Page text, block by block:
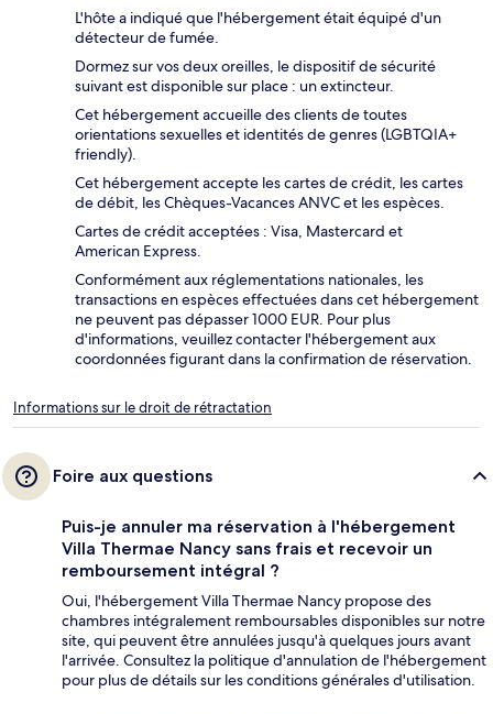
L'hôte a indiqué que l'hébergement était équipé d'un
détecteur de fumée.
Dormez sur vos deux oreilles, le dispositif de sécurité
suivant est disponible sur place : un extincteur.
Cet hébergement accueille des clients de toutes
orientations sexuelles et identités de genres (LGBTQIA+
friendly).
Cet hébergement accepte les cartes de crédit, les cartes
de débit, les Chèques-Vacances ANVC et les espèces.
Cartes de crédit acceptées : Visa, Mastercard et
American Express.
Conformément aux réglementations nationales, les
transactions en espèces effectuées dans cet hébergement
ne peuvent pas dépasser 1000 EUR. Pour plus
d'informations, veuillez contacter l'hébergement aux
coordonnées figurant dans la confirmation de réservation.
Informations sur le droit de rétractation
Foire aux questions
Puis-je annuler ma réservation à l'hébergement
Villa Thermae Nancy sans frais et recevoir un
remboursement intégral ?
Oui, l'hébergement Villa Thermae Nancy propose des
chambres intégralement remboursables disponibles sur notre
site, qui peuvent être annulées jusqu'à quelques jours avant
l'arrivée. Consultez la politique d'annulation de l'hébergement
pour plus de détails sur les conditions générales d'utilisation.